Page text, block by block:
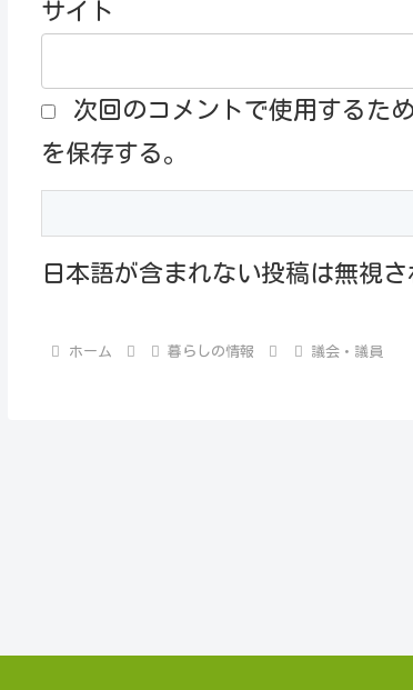
サイト
次回のコメントで使用するた
を保存する。
日本語が含まれない投稿は無視
ホーム 暮らしの情報 議会・議員